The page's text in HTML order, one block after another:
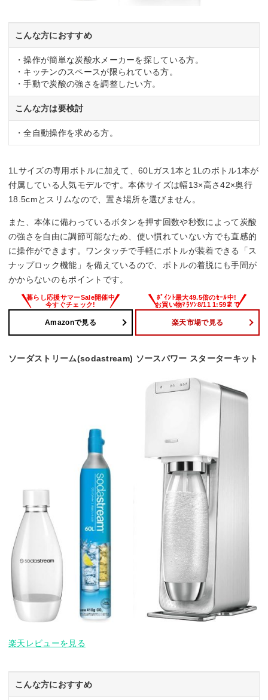
こんな方におすすめ
・操作が簡単な炭酸水メーカーを探している方。
・キッチンのスペースが限られている方。
・手動で炭酸の強さを調整したい方。
こんな方は要検討
・全自動操作を求める方。
1Lサイズの専用ボトルに加えて、60Lガス1本と1Lのボトル1本が
付属している人気モデルです。本体サイズは幅13×高さ42×奥行
18.5cmとスリムなので、置き場所を選びません。
また、本体に備わっているボタンを押す回数や秒数によって炭酸
の強さを自由に調節可能なため、使い慣れていない方でも直感的
に操作ができます。ワンタッチで手軽にボトルが装着できる「ス
ナップロック機能」を備えているので、ボトルの着脱にも手間が
かからないのもポイントです。
Amazonで見る 楽天市場で見る
ソーダストリーム(sodastream) ソースパワー スターターキット
楽天レビューを見る
こんな方におすすめ